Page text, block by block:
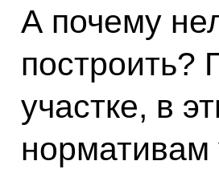
А почему
построить?
участке, в